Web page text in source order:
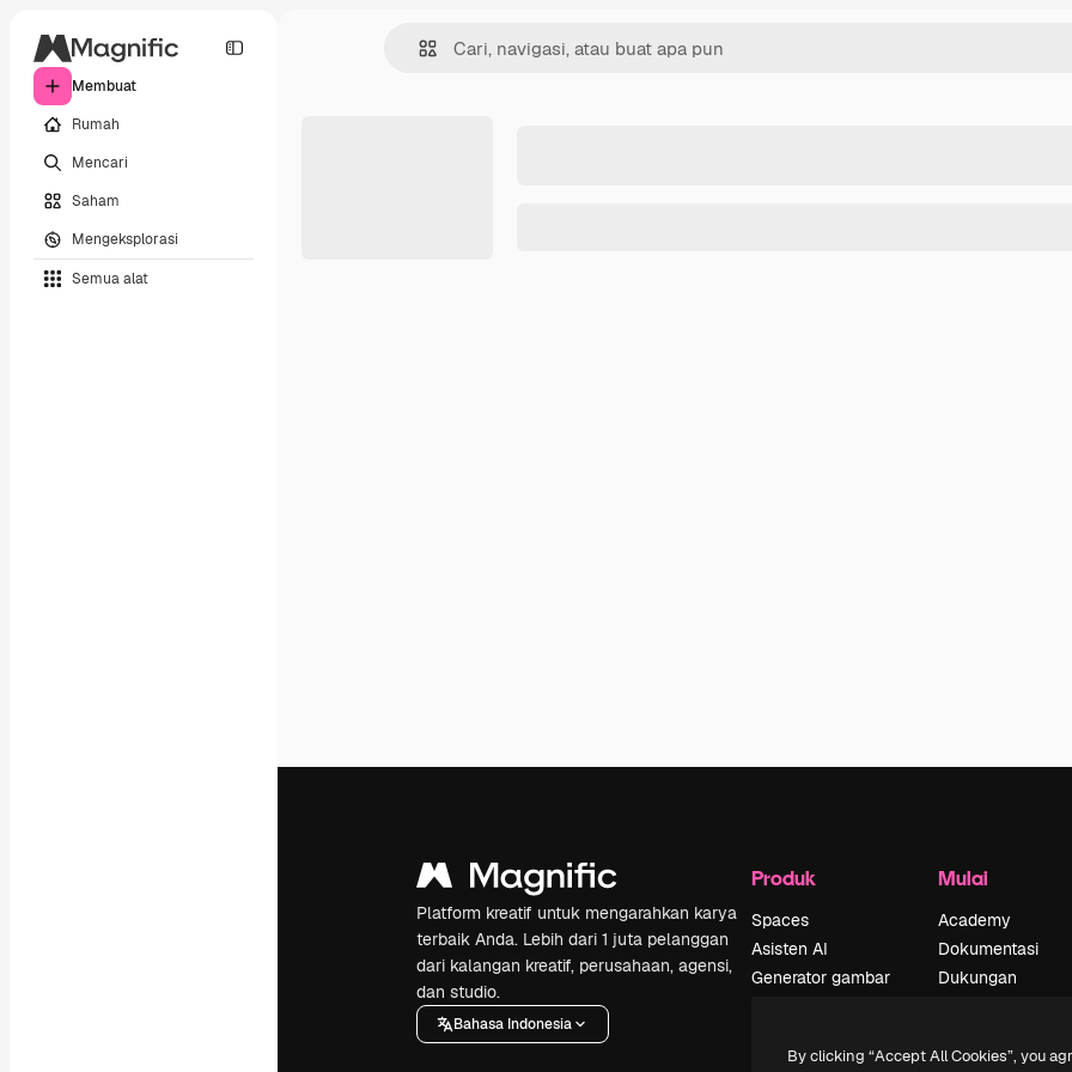
Membuat
Rumah
Mencari
Saham
Mengeksplorasi
Semua alat
Platform kreatif untuk mengarahkan karya
terbaik Anda. Lebih dari 1 juta pelanggan
dari kalangan kreatif, perusahaan, agensi,
dan studio.
Bahasa Indonesia
Produk
Spaces
Asisten AI
Generator gambar
Generator suara AI
Mulai
Academy
Dokumentasi
Dukungan
Kebijakan privasi
By clicking “Accept All Cookies”, you